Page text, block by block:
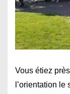
Vous étiez
l’orientation